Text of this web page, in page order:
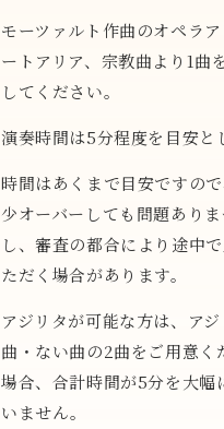
モーツァルト作曲のオペラ
ートアリア、宗教曲より1曲
してください。
演奏時間は5分程度を目安と
時間はあくまで目安ですの
少オーバーしても問題あり
し、審査の都合により途中
ただく場合があります。
アジリタが可能な方は、ア
曲・ない曲の2曲をご用意く
場合、合計時間が5分を大幅
いません。